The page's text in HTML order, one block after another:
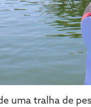
uma tralha de